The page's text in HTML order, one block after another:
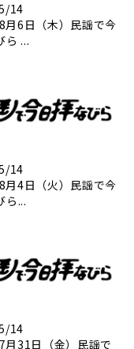
14
月6日（木）民謡で今
ら ...
14
月4日（火）民謡で今
ら...
14
月31日（金）民謡で